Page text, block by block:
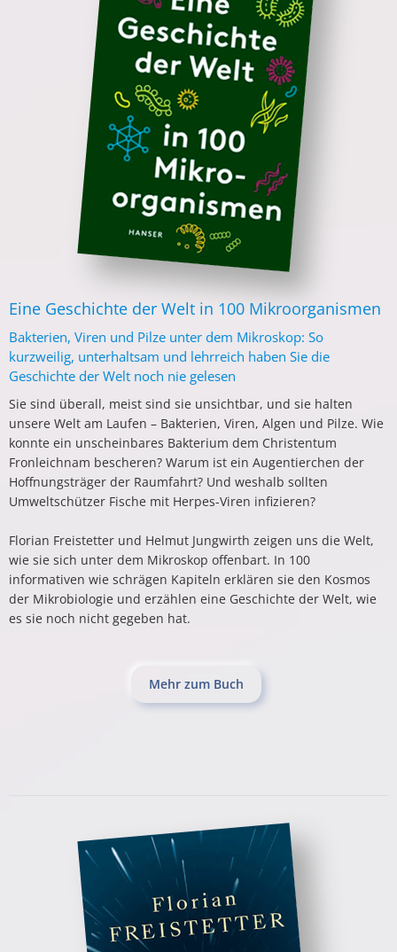
Eine Geschichte der Welt in 100 Mikroorganismen
Bakterien, Viren und Pilze unter dem Mikroskop: So
kurzweilig, unterhaltsam und lehrreich haben Sie die
Geschichte der Welt noch nie gelesen
Sie sind überall, meist sind sie unsichtbar, und sie halten
unsere Welt am Laufen – Bakterien, Viren, Algen und Pilze. Wie
konnte ein unscheinbares Bakterium dem Christentum
Fronleichnam bescheren? Warum ist ein Augentierchen der
Hoffnungsträger der Raumfahrt? Und weshalb sollten
Umweltschützer Fische mit Herpes-Viren infizieren?
Florian Freistetter und Helmut Jungwirth zeigen uns die Welt,
wie sie sich unter dem Mikroskop offenbart. In 100
informativen wie schrägen Kapiteln erklären sie den Kosmos
der Mikrobiologie und erzählen eine Geschichte der Welt, wie
es sie noch nicht gegeben hat.
Mehr zum Buch